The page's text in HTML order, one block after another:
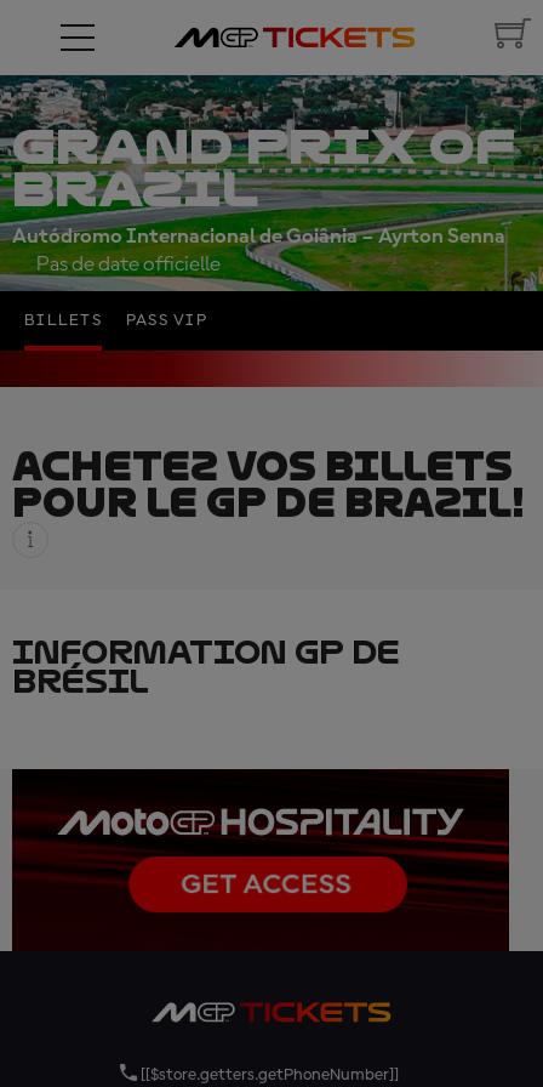
GRAND PRIX OF
BRAZIL
Autódromo Internacional de Goiânia – Ayrton Senna
Pas de date officielle
BILLETS PASS VIP
ACHETEZ VOS BILLETS
POUR LE GP DE BRAZIL!
INFORMATION GP DE
BRÉSIL
[[$store.getters.getPhoneNumber]]